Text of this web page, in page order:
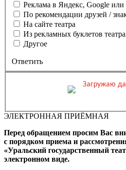
Реклама в Яндекс, Google или
По рекомендации друзей /
На сайте театра
Из рекламных буклетов театра
Другое
Ответить
Загружаю
Вы бронируете места на
ЭЛЕКТРОННАЯ ПРИЁМНАЯ
Перед обращением просим Вас
с порядком приема и
«Уральский государственный
электронном виде.